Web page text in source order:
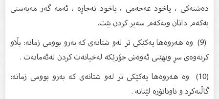
دەشتەکی ، یاخود عەجەمی ، یاخود نەجاڕە ، ئەمە گەر مەبەستی
بەکەم دانان وبەکەم سەیر کردن بێت.
(9) وە هەروەها یەکێکی تر لەو شتانەی کە بەرو بوومی زمانە: بڵاو
کرنەوەی سڕ ونهێنی ئەوەش جۆرێکە لەخیانەت کردن لەئەمانەت .
(10) وە هەروەها یەکێکی تر لەو شتانەی کە بەرو بوومی زمانە:
گاڵتەکرد و ناوناتۆرە لێنانە .